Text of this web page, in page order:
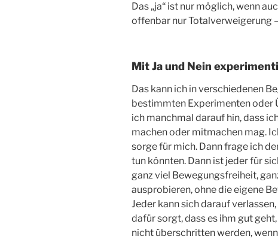
Das „ja“ ist nur möglich, wenn
offenbar nur Totalverweigerung
Mit Ja und Nein
Das kann ich in verschiedenen
bestimmten Experimenten oder
ich manchmal darauf hin, dass
machen oder mitmachen mag.
sorge für mich. Dann frage ich
tun könnten. Dann ist jeder für
ganz viel Bewegungsfreiheit,
ausprobieren, ohne die eigene
Jeder kann sich darauf
dafür sorgt, dass es ihm gut
nicht überschritten werden,